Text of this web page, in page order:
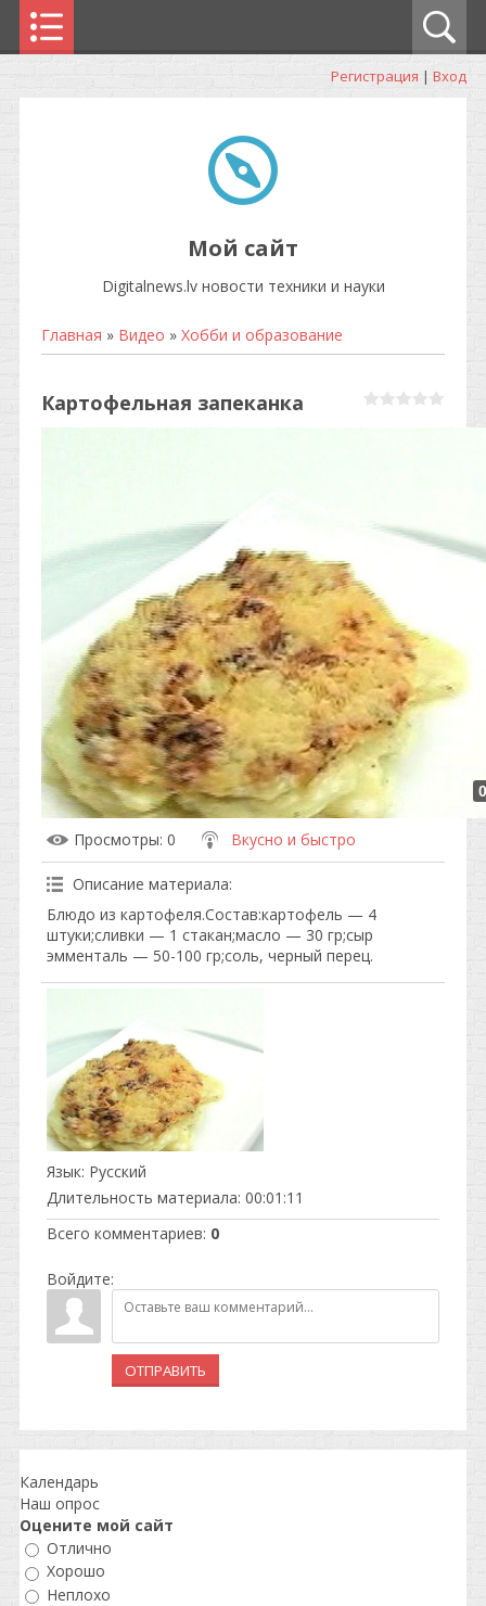
Регистрация | Вход
Мой сайт
Digitalnews.lv новости техники и науки
Главная » Видео » Хобби и образование
Картофельная запеканка
Просмотры: 0 Вкусно и быстро
Описание материала:
Блюдо из картофеля.Состав:картофель — 4
штуки;сливки — 1 стакан;масло — 30 гр;сыр
эмменталь — 50-100 гр;соль, черный перец.
Язык: Русский
Длительность материала: 00:01:11
Всего комментариев: 0
Войдите:
ОТПРАВИТЬ
Календарь
Наш опрос
Оцените мой сайт
Отлично
Хорошо
Неплохо